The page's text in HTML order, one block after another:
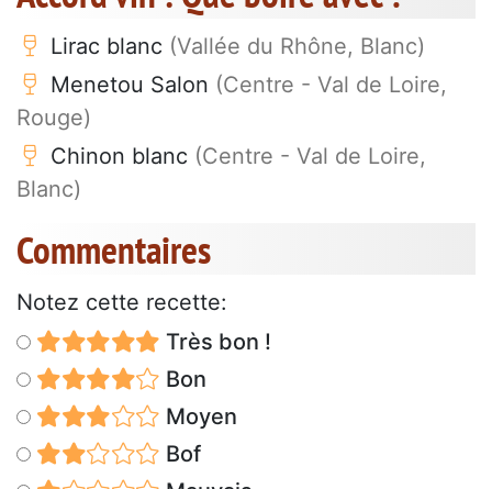
Lirac blanc (Vallée du Rhône, Blanc)
Menetou Salon (Centre - Val de Loire,
Rouge)
Chinon blanc (Centre - Val de Loire,
Blanc)
Commentaires
Notez cette recette:
Très bon !
Bon
Moyen
Bof